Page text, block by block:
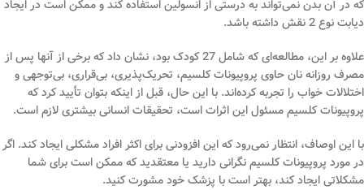
که در آن بدن نمی‌تواند به درستی از انسولین استفاده کند و ممکن است در ایجاد
دیابت نوع 2 نقش داشته باشد.
علاوه بر این، مطالعه‌ای که شامل 27 کودک بود، نشان داد که برخی از آنها پس از
مصرف روزانه نان حاوی پروپیونات کلسیم، تحریک‌پذیری، بی‌قراری، بی‌توجهی و
اختلالات خواب را تجربه کرده‌اند. با این حال، قبل از اینکه بتوان تأیید کرد که
پروپیونات کلسیم مسئول این اثرات است، تحقیقات انسانی بیشتری لازم است.
با این اوصاف، انتظار نمی‌رود که این افزودنی برای اکثر افراد مشکلی ایجاد کند. اگر
در مورد پروپیونات کلسیم نگرانی دارید یا معتقدید که ممکن است برای شما
مشکلاتی ایجاد کند، بهتر است با پزشک خود مشورت کنید.